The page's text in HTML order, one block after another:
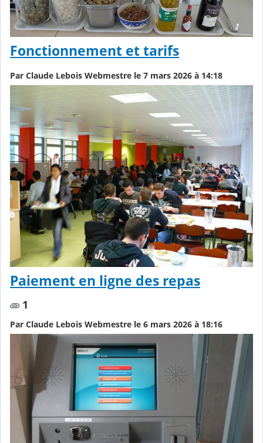
Fonctionnement et tarifs
Par Claude Lebois Webmestre le 7 mars 2026 à 14:18
Paiement en ligne des repas
1
Par Claude Lebois Webmestre le 6 mars 2026 à 18:16